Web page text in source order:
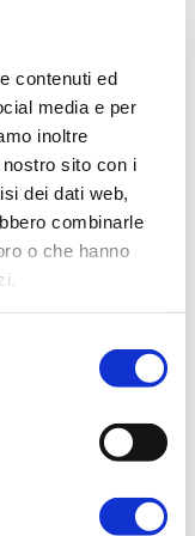
contenuti ed
media e per
inoltre
sito con i
dei dati web,
combinarle
o che hanno
dottor
di più.
una